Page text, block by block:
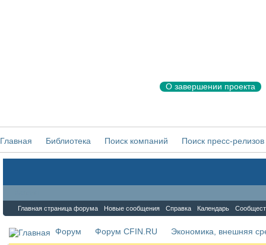
О завершении проекта
Главная Библиотека Поиск компаний Поиск пресс-релизов
Главная страница форума Новые сообщения Справка Календарь
Форум Форум CFIN.RU Экономика, внешняя